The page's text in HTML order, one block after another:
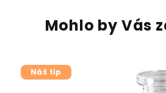
Mohlo by Vás
Náš tip